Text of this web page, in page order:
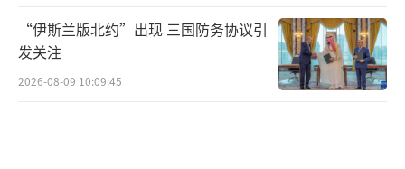
“伊斯兰版北约”出现 三国防务协议引
发关注
2026-08-09 10:09:45